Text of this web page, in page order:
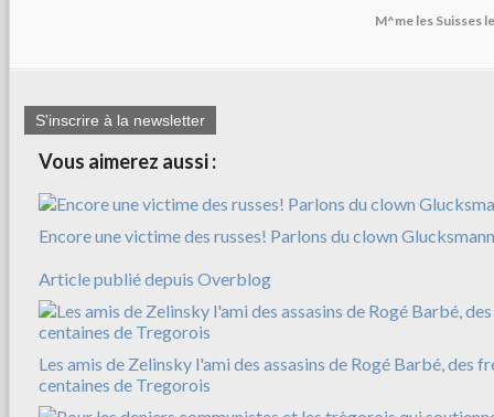
M^me les Suisses
S'inscrire à la newsletter
Vous aimerez aussi :
Encore une victime des russes! Parlons du clown Glucksmann
Article publié depuis Overblog
Les amis de Zelinsky l'ami des assasins de Rogé Barbé, des
centaines de Tregorois